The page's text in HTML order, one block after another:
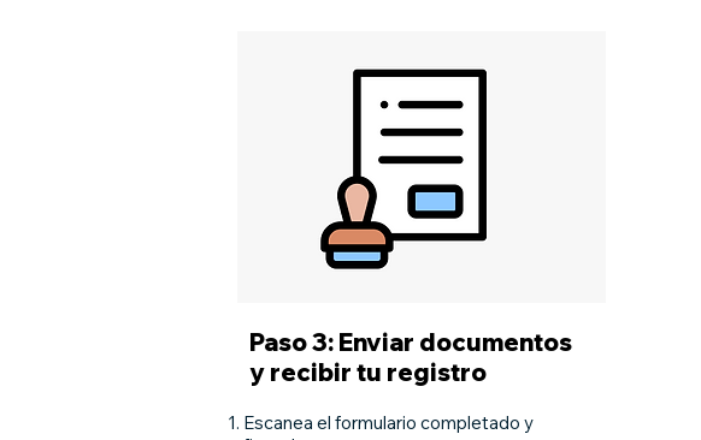
Paso 3: Enviar documentos
y recibir tu registro
Escanea el formulario completado y